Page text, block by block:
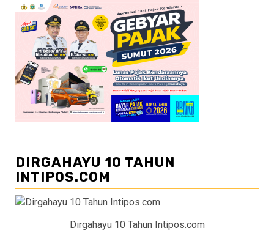
DIRGAHAYU 10 TAHUN
INTIPOS.COM
Dirgahayu 10 Tahun Intipos.com